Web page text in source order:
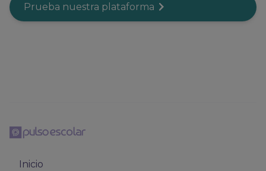
Prueba nuestra plataforma
Inicio